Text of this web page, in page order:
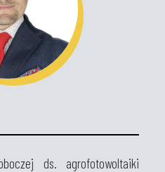
ds. agrofotowoltaiki